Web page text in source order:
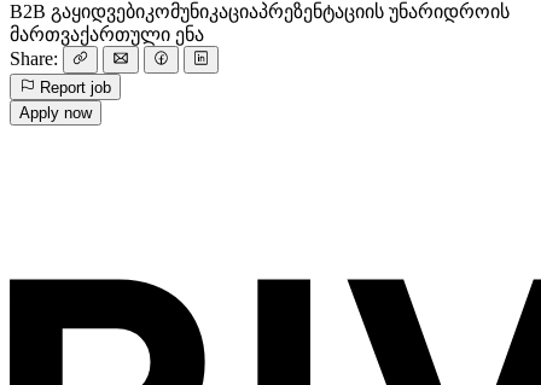
B2B გაყიდვებიკომუნიკაციაპრეზენტაციის უნარიდროის
მართვაქართული ენა
Share:
Report job
Apply now